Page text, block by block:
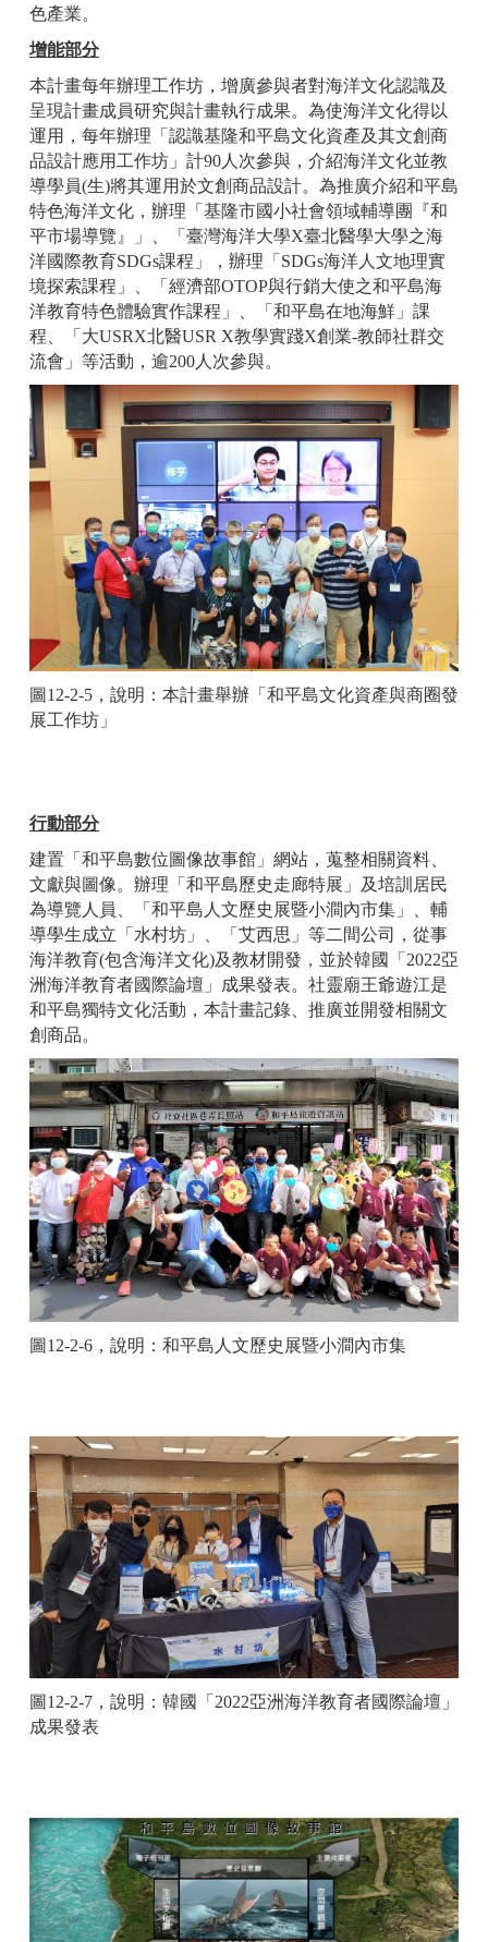
色產業。
增能部分
本計畫每年辦理工作坊，增廣參與者對海洋文化認識及
呈現計畫成員研究與計畫執行成果。為使海洋文化得以
運用，每年辦理「認識基隆和平島文化資產及其文創商
品設計應用工作坊」計90人次參與，介紹海洋文化並教
導學員(生)將其運用於文創商品設計。為推廣介紹和平島
特色海洋文化，辦理「基隆市國小社會領域輔導團『和
平市場導覽』」、「臺灣海洋大學X臺北醫學大學之海
洋國際教育SDGs課程」，辦理「SDGs海洋人文地理實
境探索課程」、「經濟部OTOP與行銷大使之和平島海
洋教育特色體驗實作課程」、「和平島在地海鮮」課
程、「大USRX北醫USR X教學實踐X創業-教師社群交
流會」等活動，逾200人次參與。
圖12-2-5，說明：本計畫舉辦「和平島文化資產與商圈發
展工作坊」
行動部分
建置「和平島數位圖像故事館」網站，蒐整相關資料、
文獻與圖像。辦理「和平島歷史走廊特展」及培訓居民
為導覽人員、「和平島人文歷史展暨小澗內市集」、輔
導學生成立「水村坊」、「艾西思」等二間公司，從事
海洋教育(包含海洋文化)及教材開發，並於韓國「2022亞
洲海洋教育者國際論壇」成果發表。社靈廟王爺遊江是
和平島獨特文化活動，本計畫記錄、推廣並開發相關文
創商品。
圖12-2-6，說明：和平島人文歷史展暨小澗內市集
圖12-2-7，說明：韓國「2022亞洲海洋教育者國際論壇」
成果發表